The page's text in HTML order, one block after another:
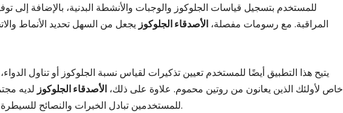
للمستخدم بتسجيل قياسات الجلوكوز والوجبات والأنشطة البدنية، بالإضافة إلى
المراقبة. مع رسومات مفصلة، الأصدقاء الجلوكوز يجعل من السهل تحديد الأنماط
يتيح هذا التطبيق أيضًا للمستخدم تعيين تذكيرات لقياس نسبة الجلوكوز أو تناول
خاص لأولئك الذين يعانون من روتين محموم. علاوة على ذلك، الأصدقاء الجلوكوز لديه
للمستخدمين تبادل الخبرات والنصائح للسيطرة على مرض السكري.